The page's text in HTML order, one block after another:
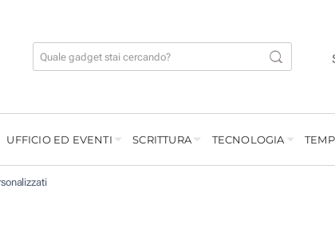
UFFICIO ED EVENTI SCRITTURA TECNOLOGIA